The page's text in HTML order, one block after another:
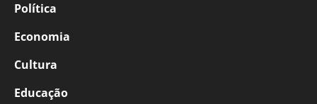
Política
Economia
Cultura
Educação